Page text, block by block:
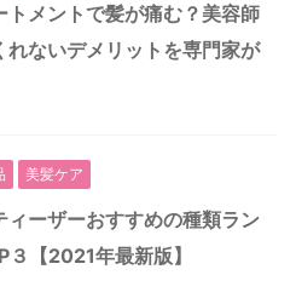
トメントで髪が痛む？美容師
れないデメリットを専門家が
美髪ケア
ィーザーおすすめの種類ラン
３【2021年最新版】